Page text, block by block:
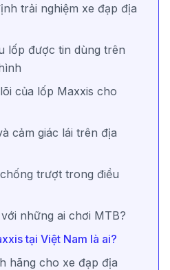
trải nghiệm xe đạp địa
lốp được tin dùng trên
của lốp Maxxis cho
cảm giác lái trên địa
trượt trong điều
những ai chơi MTB?
tại Việt Nam là ai?
hãng cho xe đạp địa